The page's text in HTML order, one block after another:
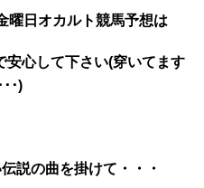
曜日オカルト競馬予想は
安心して下さい(穿いてます
･･)
説の曲を掛けて・・・